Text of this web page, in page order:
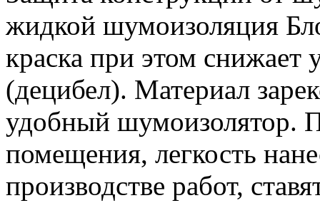
жидкой шумоизоляция
краска при этом
(децибел). Материал
удобный шумоизолятор.
помещения, легкость
производстве работ,